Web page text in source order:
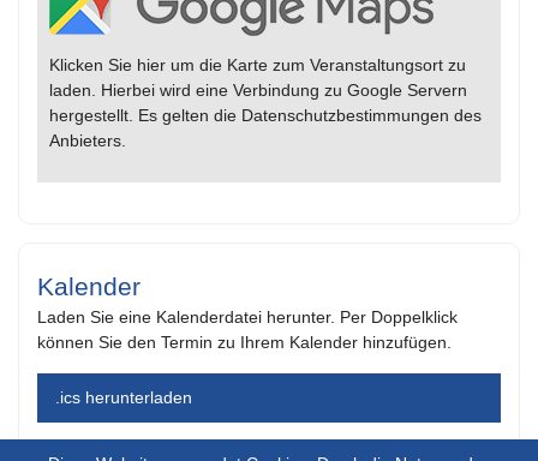
Klicken Sie hier um die Karte zum Veranstaltungsort zu
laden. Hierbei wird eine Verbindung zu Google Servern
hergestellt. Es gelten die Datenschutzbestimmungen des
Anbieters.
Kalender
Laden Sie eine Kalenderdatei herunter. Per Doppelklick
können Sie den Termin zu Ihrem Kalender hinzufügen.
.ics herunterladen